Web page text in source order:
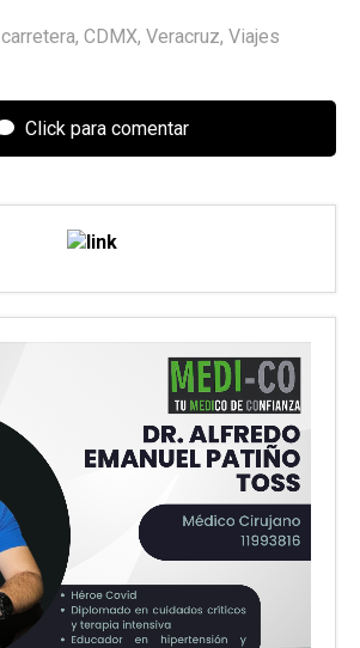
carretera, CDMX, Veracruz, Viajes
Click para comentar